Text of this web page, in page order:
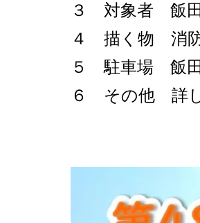
３ 対象者 飯田
４ 描く物 消防
５ 駐車場 飯田
６ その他 詳